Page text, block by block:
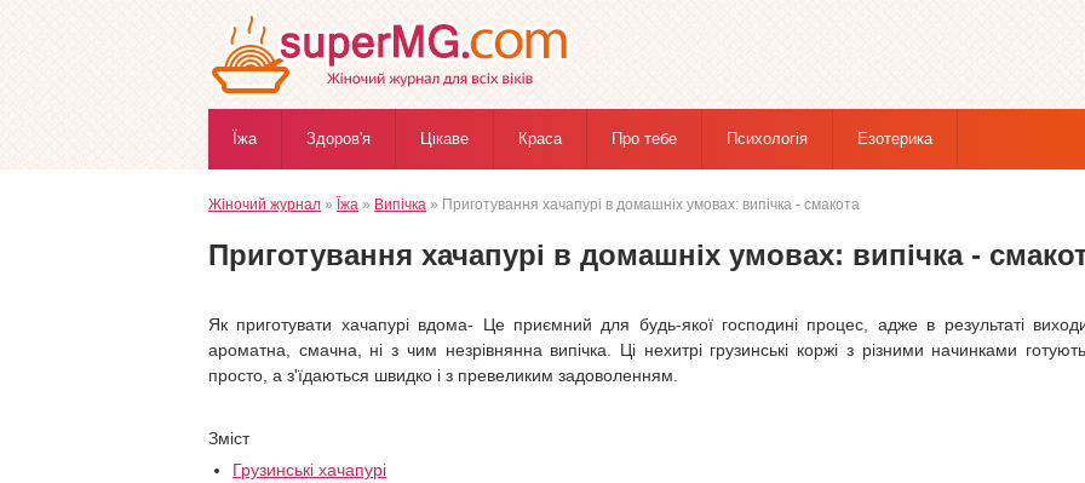
Їжа Здоров'я Цікаве Краса Про тебе Психологія Езотерика
Жіночий журнал » Їжа » Випічка » Приготування хачапурі в домашніх умовах: випічка - смакота
Приготування хачапурі в домашніх умовах: випічка -
Як приготувати хачапурі вдома- Це приємний для будь-якої господині процес, адже в результаті
ароматна, смачна, ні з чим незрівнянна випічка. Ці нехитрі грузинські коржі з різними начинками
просто, а з'їдаються швидко і з превеликим задоволенням.
Зміст
Грузинські хачапурі